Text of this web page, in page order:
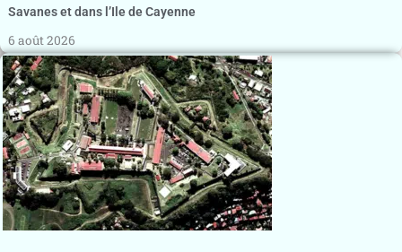
Savanes et dans l’Ile de Cayenne
6 août 2026